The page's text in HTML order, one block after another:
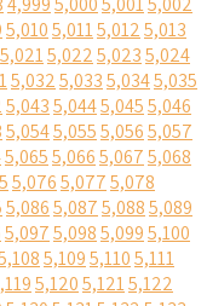
5,0105,0115,0125,013
5,0215,0225,0235,024
5,0325,0335,0345,035
5,0435,0445,0455,046
5,0545,0555,0565,057
5,0655,0665,0675,068
5,0765,0775,078
5,0865,0875,0885,089
5,0975,0985,0995,100
5,1095,1105,111
5,1205,1215,122